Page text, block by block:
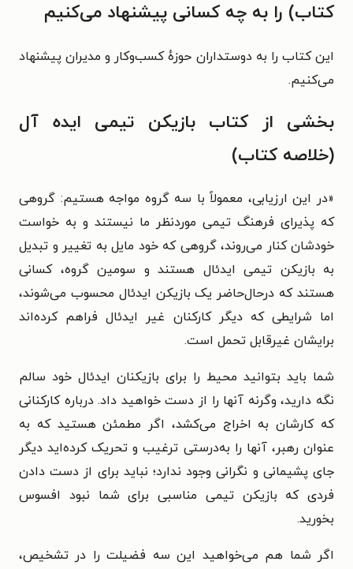
کتاب) را به چه کسانی پیشنهاد می‌کنیم
این کتاب را به دوستداران حوزهٔ کسب‌وکار و مدیران پیشنهاد
می‌کنیم.
بخشی از کتاب بازیکن تیمی ایده آل
(خلاصه کتاب)
«در این ارزیابی، معمولاً با سه گروه مواجه هستیم: گروهی
که پذیرای فرهنگ تیمی موردنظر ما نیستند و به خواست
خودشان کنار می‌روند، گروهی که خود مایل به تغییر و تبدیل
به بازیکن تیمی ایدئال هستند و سومین گروه، کسانی
هستند که درحال‌حاضر یک بازیکن ایدئال محسوب می‌شوند،
اما شرایطی که دیگر کارکنان غیر ایدئال فراهم کرده‌اند
برایشان غیرقابل تحمل است.
شما باید بتوانید محیط را برای بازیکنان ایدئال خود سالم
نگه دارید، وگرنه آنها را از دست خواهید داد. درباره کارکنانی
که کارشان به اخراج می‌کشد، اگر مطمئن هستید که به
عنوان رهبر، آنها را به‌درستی ترغیب و تحریک کرده‌اید دیگر
جای پشیمانی و نگرانی وجود ندارد؛ نباید برای از دست دادن
فردی که بازیکن تیمی مناسبی برای شما نبود افسوس
بخورید.
اگر شما هم می‌خواهید این سه فضیلت را در تشخیص،